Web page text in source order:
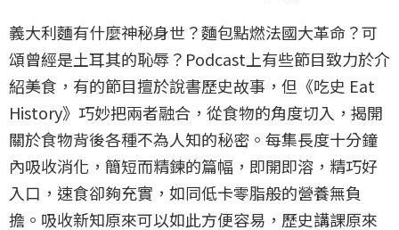
義大利麵有什麼神秘身世？麵包點燃法國大革命？可
頌曾經是土耳其的恥辱？Podcast上有些節目致力於介
紹美食，有的節目擅於說書歷史故事，但《吃史 Eat
History》巧妙把兩者融合，從食物的角度切入，揭開
關於食物背後各種不為人知的秘密。每集長度十分鐘
內吸收消化，簡短而精鍊的篇幅，即開即溶，精巧好
入口，速食卻夠充實，如同低卡零脂般的營養無負
擔。吸收新知原來可以如此方便容易，歷史講課原來